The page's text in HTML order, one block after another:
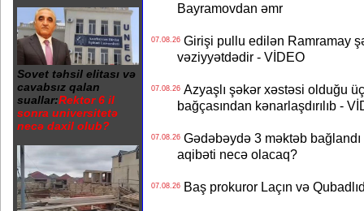
Sovet təhsil elitası və
cavabsız qalan
suallar:Rektor 6 il
sonra universitetə
necə daxil olub?
Bayramovdan əmr
07.08.26Girişi pullu edilən Ramramay
vəziyyətdədir - VİDEO
07.08.26Azyaşlı şəkər xəstəsi olduğu
bağçasından kənarlaşdırılıb -
07.08.26Gədəbəydə 3 məktəb
aqibəti necə olacaq?
07.08.26Baş prokuror Laçın və